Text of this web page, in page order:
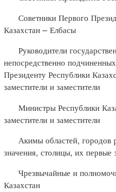
Советники Первого
Казахстан – Елбасы
Руководители
непосредственно
Президенту Республики
заместители и заместители
Министры Республики
заместители и заместители
Акимы областей, городов
значения, столицы, их первые
Чрезвычайные и
Казахстан